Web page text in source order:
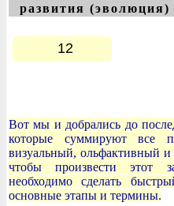
развития
12
Вот мы и добрались до
которые суммируют все
визуальный, ольфактивный
чтобы произвести этот
необходимо сделать
основные этапы и термины.